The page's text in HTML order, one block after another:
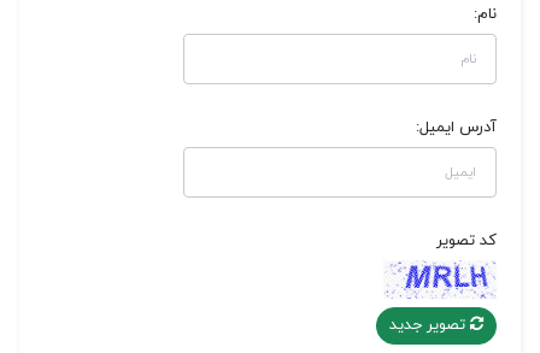
نام:
آدرس ایمیل:
کد تصویر
تصویر جدید